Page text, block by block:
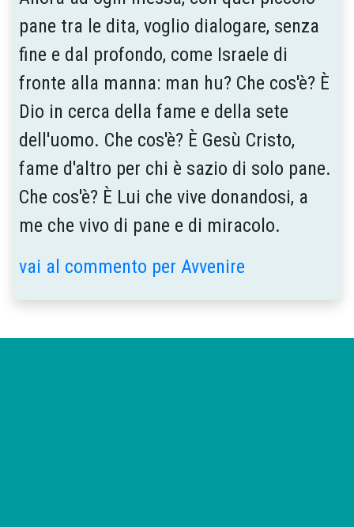
pane tra le dita, voglio dialogare, senza
fine e dal profondo, come Israele di
fronte alla manna: man hu? Che cos'è? È
Dio in cerca della fame e della sete
dell'uomo. Che cos'è? È Gesù Cristo,
fame d'altro per chi è sazio di solo pane.
Che cos'è? È Lui che vive donandosi, a
me che vivo di pane e di miracolo.
vai al commento per Avvenire